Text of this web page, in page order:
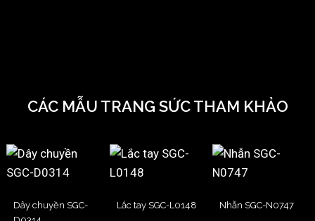
CÁC MẪU TRANG SỨC THAM KHẢO
Dây chuyền SGC-
Lắc tay SGC-L0148 Nhẫn SGC-N0747